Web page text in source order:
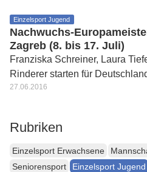
Einzelsport Jugend
Nachwuchs-
Zagreb (8. bis 17. Juli)
Franziska Schreiner, Laura
Rinderer starten für
27.06.2016
Rubriken
Einzelsport Erwachsene
Seniorensport
Einzelsport Jugend